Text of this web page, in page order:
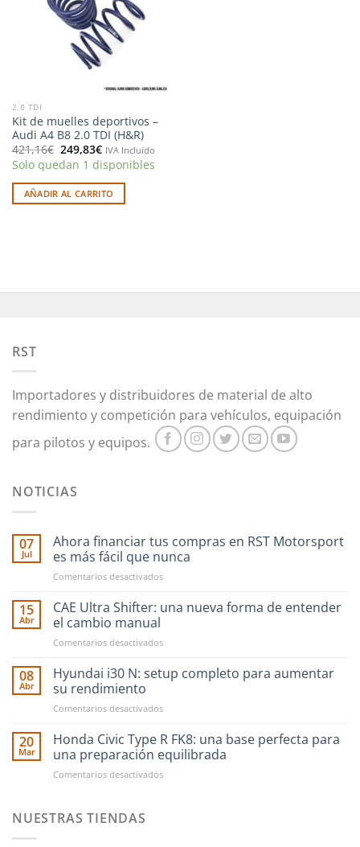
deseos
2.0 TDI
Kit de muelles deportivos –
Audi A4 B8 2.0 TDI (H&R)
421,16€ El
precio
original
era:
421,16€.
249,83€El
precio
actual
es:
249,83€.
IVA Incluido
Solo quedan 1 disponibles
AÑADIR AL CARRITO
RST
Importadores y distribuidores de material de alto
rendimiento y competición para vehículos, equipación
para pilotos y equipos.
NOTICIAS
07
Jul
Ahora financiar tus compras en RST Motorsport
es más fácil que nunca
Comentarios desactivadosen
financiar
en
Motorsport
fácil
nunca
15
Abr
CAE Ultra Shifter: una nueva forma de entender
el cambio manual
Comentarios desactivadosen
Ultra
Shifter:
nueva
de
entender
cambio
08
Abr
Hyundai i30 N: setup completo para aumentar
su rendimiento
Comentarios desactivadosen
i30
setup
completo
20
Mar
Honda Civic Type R FK8: una base perfecta para
una preparación equilibrada
Comentarios desactivadosen
NUESTRAS TIENDAS